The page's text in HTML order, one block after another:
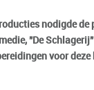
nodigde de
"De
voor